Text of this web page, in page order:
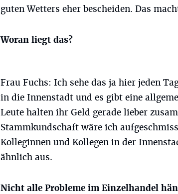
guten Wetters eher bescheiden. Das
Woran liegt das?
Frau Fuchs: Ich sehe das ja hier jeden
in die Innenstadt und es gibt eine
Leute halten ihr Geld gerade lieber
Stammkundschaft wäre ich
Kolleginnen und Kollegen in der
ähnlich aus.
Nicht alle Probleme im Einzelhandel